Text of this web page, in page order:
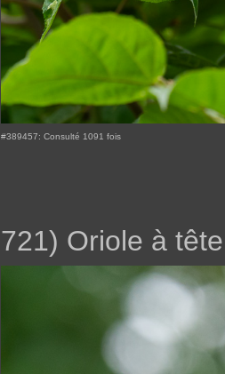
#389457: Consulté 1091 fois
721) Oriole à